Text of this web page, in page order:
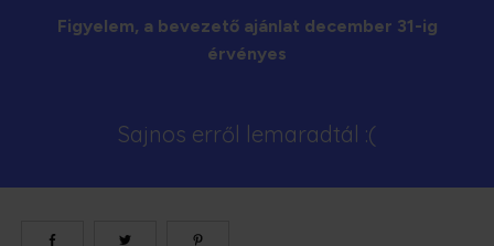
Figyelem, a bevezető ajánlat december 31-ig
érvényes
Sajnos erről lemaradtál :(